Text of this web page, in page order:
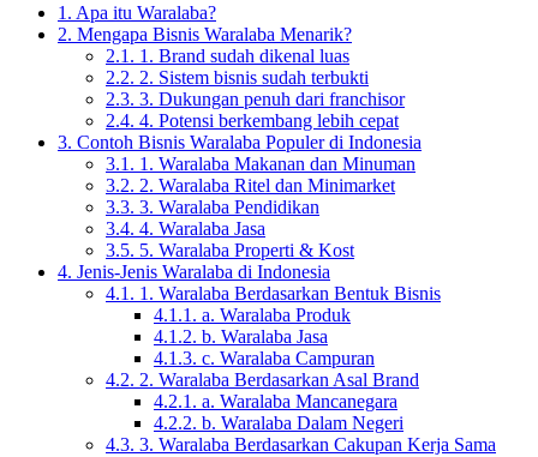
1. Apa itu Waralaba?
2. Mengapa Bisnis Waralaba Menarik?
2.1. 1. Brand sudah dikenal luas
2.2. 2. Sistem bisnis sudah terbukti
2.3. 3. Dukungan penuh dari franchisor
2.4. 4. Potensi berkembang lebih cepat
3. Contoh Bisnis Waralaba Populer di Indonesia
3.1. 1. Waralaba Makanan dan Minuman
3.2. 2. Waralaba Ritel dan Minimarket
3.3. 3. Waralaba Pendidikan
3.4. 4. Waralaba Jasa
3.5. 5. Waralaba Properti & Kost
4. Jenis-Jenis Waralaba di Indonesia
4.1. 1. Waralaba Berdasarkan Bentuk Bisnis
4.1.1. a. Waralaba Produk
4.1.2. b. Waralaba Jasa
4.1.3. c. Waralaba Campuran
4.2. 2. Waralaba Berdasarkan Asal Brand
4.2.1. a. Waralaba Mancanegara
4.2.2. b. Waralaba Dalam Negeri
4.3. 3. Waralaba Berdasarkan Cakupan Kerja Sama